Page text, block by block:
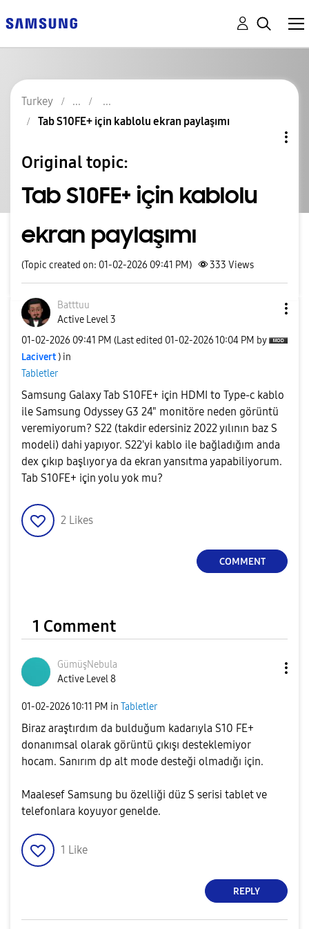
Turkey
Tab S10FE+ için kablolu ekran paylaşımı
Original topic:
Tab S10FE+ için kablolu
ekran paylaşımı
(Topic created on: 01-02-2026 09:41 PM) 333 Views
Batttuu
Active Level 3
‎01-02-2026 09:41 PM (Last edited ‎01-02-202610:04 PM by
Lacivert ) in
Tabletler
Samsung Galaxy Tab S10FE+ için HDMI to Type-c kablo
ile Samsung Odyssey G3 24" monitöre neden görüntü
veremiyorum? S22 (takdir edersiniz 2022 yılının baz S
modeli) dahi yapıyor. S22'yi kablo ile bağladığım anda
dex çıkıp başlıyor ya da ekran yansıtma yapabiliyorum.
Tab S10FE+ için yolu yok mu?
2 Likes
COMMENT
1 Comment
GümüşNebula
Active Level 8
‎01-02-202610:11 PM in Tabletler
Biraz araştırdım da bulduğum kadarıyla S10 FE+
donanımsal olarak görüntü çıkışı desteklemiyor
hocam. Sanırım dp alt mode desteği olmadığı için.
Maalesef Samsung bu özelliği düz S serisi tablet ve
telefonlara koyuyor genelde.
1 Like
REPLY